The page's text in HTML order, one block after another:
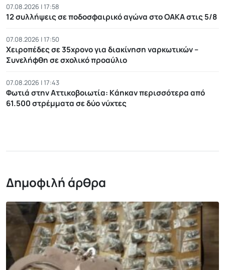
07.08.2026 | 17:58
12 συλλήψεις σε ποδοσφαιρικό αγώνα στο ΟΑΚΑ στις 5/8
07.08.2026 | 17:50
Χειροπέδες σε 35χρονο για διακίνηση ναρκωτικών –
Συνελήφθη σε σχολικό προαύλιο
07.08.2026 | 17:43
Φωτιά στην Αττικοβοιωτία: Kάηκαν περισσότερα από
61.500 στρέμματα σε δύο νύχτες
Δημοφιλή άρθρα